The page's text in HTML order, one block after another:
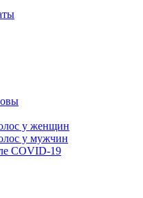
у женщин
у мужчин
COVID-19